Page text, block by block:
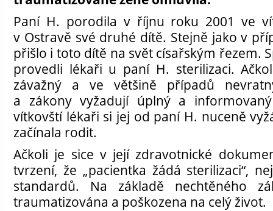
Paní H. porodila v říjnu roku 2001 ve
v Ostravě své druhé dítě. Stejně jako v
přišlo i toto dítě na svět císařským řezem.
provedli lékaři u paní H. sterilizaci.
závažný a ve většině případů
a zákony vyžadují úplný a
vítkovští lékaři si jej od paní H. nuceně
začínala rodit.
Ačkoli je sice v její zdravotnické
tvrzení, že „pacientka žádá sterilizaci“,
standardů. Na základě nechtěného
traumatizována a poškozena na celý život.